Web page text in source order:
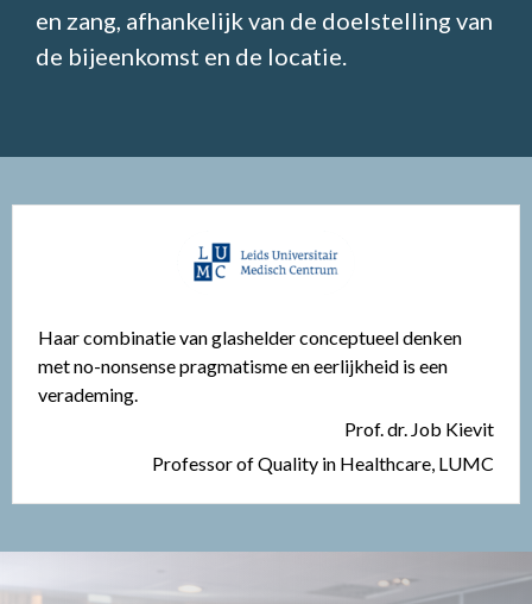
en zang, afhankelijk van de doelstelling van
de bijeenkomst en de locatie.
Haar combinatie van glashelder conceptueel denken
met no-nonsense pragmatisme en eerlijkheid is een
verademing.
Prof. dr. Job Kievit
Professor of Quality in Healthcare, LUMC